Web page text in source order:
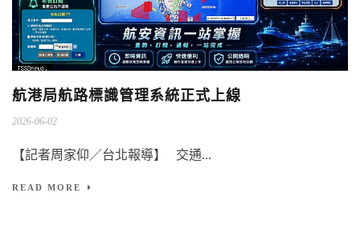
航港局航路標識管理系統正式上線
2026-06-02
【記者周家仰／台北報導】 交通...
READ MORE